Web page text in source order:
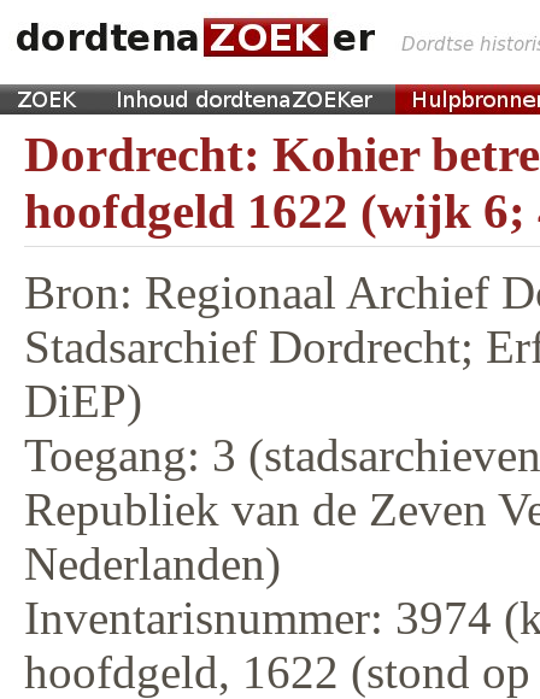
Dordrecht: Kohier
hoofdgeld 1622 (wijk 6;
Bron: Regionaal Archief
Stadsarchief Dordrecht;
DiEP)
Toegang: 3
Republiek van de Zeven
Nederlanden)
Inventarisnummer: 3974
hoofdgeld, 1622 (stond